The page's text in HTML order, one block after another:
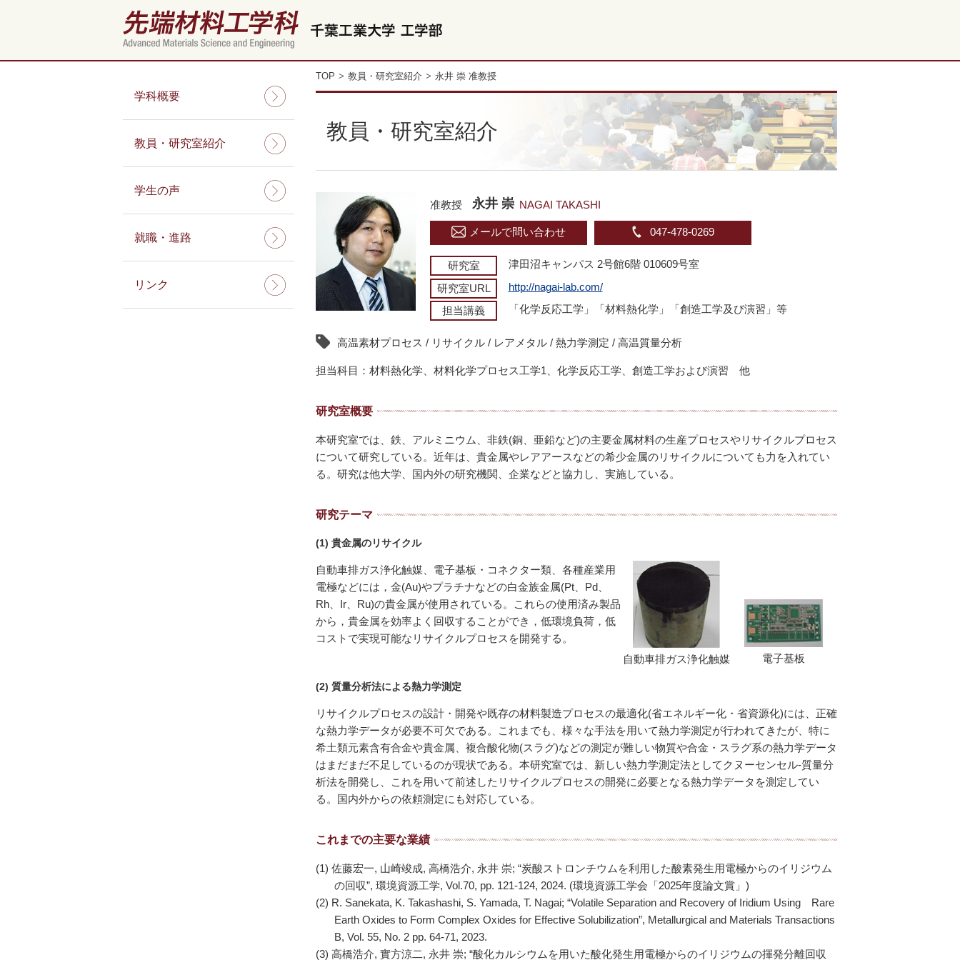
学科概要
教員・研究室紹介
学生の声
就職・進路
リンク
TOP 教員・研究室紹介 永井 崇 准教授
教員・研究室紹介
准教授 永井 崇 NAGAI TAKASHI
メールで問い合わせ 047-478-0269
研究室
津田沼キャンパス 2号館6階 010609号室
研究室URL
http://nagai-lab.com/
担当講義
「化学反応工学」「材料熱化学」「創造工学及び演習」等
高温素材プロセス / リサイクル / レアメタル / 熱力学測定 / 高温質量分析
担当科目：材料熱化学、材料化学プロセス工学1、化学反応工学、創造工学および演習 他
研究室概要
本研究室では、鉄、アルミニウム、非鉄(銅、亜鉛など)の主要金属材料の生産プロセスやリサイクルプロセス
について研究している。近年は、貴金属やレアアースなどの希少金属のリサイクルについても力を入れてい
る。研究は他大学、国内外の研究機関、企業などと協力し、実施している。
研究テーマ
(1) 貴金属のリサイクル
電子基板
自動車排ガス浄化触媒
自動車排ガス浄化触媒、電子基板・コネクター類、各種産業用
電極などには，金(Au)やプラチナなどの白金族金属(Pt、Pd、
Rh、Ir、Ru)の貴金属が使用されている。これらの使用済み製品
から，貴金属を効率よく回収することができ，低環境負荷，低
コストで実現可能なリサイクルプロセスを開発する。
(2) 質量分析法による熱力学測定
リサイクルプロセスの設計・開発や既存の材料製造プロセスの最適化(省エネルギー化・省資源化)には、正確
な熱力学データが必要不可欠である。これまでも、様々な手法を用いて熱力学測定が行われてきたが、特に
希土類元素含有合金や貴金属、複合酸化物(スラグ)などの測定が難しい物質や合金・スラグ系の熱力学データ
はまだまだ不足しているのが現状である。本研究室では、新しい熱力学測定法としてクヌーセンセル-質量分
析法を開発し、これを用いて前述したリサイクルプロセスの開発に必要となる熱力学データを測定してい
る。国内外からの依頼測定にも対応している。
これまでの主要な業績
(1) 佐藤宏一, 山崎竣成, 高橋浩介, 永井 崇; “炭酸ストロンチウムを利用した酸素発生用電極からのイリジウム
の回収”, 環境資源工学, Vol.70, pp. 121-124, 2024. (環境資源工学会「2025年度論文賞」)
(2) R. Sanekata, K. Takashashi, S. Yamada, T. Nagai; “Volatile Separation and Recovery of Iridium Using Rare
Earth Oxides to Form Complex Oxides for Effective Solubilization”, Metallurgical and Materials Transactions
B, Vol. 55, No. 2 pp. 64-71, 2023.
(3) 高橋浩介, 實方涼二, 永井 崇; “酸化カルシウムを用いた酸化発生用電極からのイリジウムの揮発分離回収